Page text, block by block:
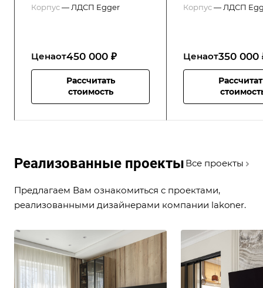
Корпус— ЛДСП Egger
Ценаот450 000 ₽
Рассчитать
стоимость
Корпус— ЛДСП
Ценаот350 000
Реализованные проекты Все проекты
Предлагаем Вам ознакомиться с проектами,
реализованными дизайнерами компании lakoner.